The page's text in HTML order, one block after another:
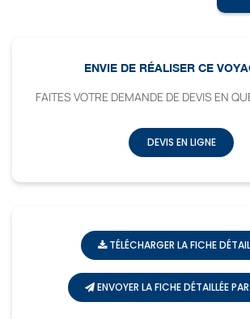
ENVIE DE RÉALISER CE
FAITES VOTRE DEMANDE DE DEVIS EN
DEVIS EN LIGNE
TÉLÉCHARGER LA FICHE
ENVOYER LA FICHE DÉTAILLÉE